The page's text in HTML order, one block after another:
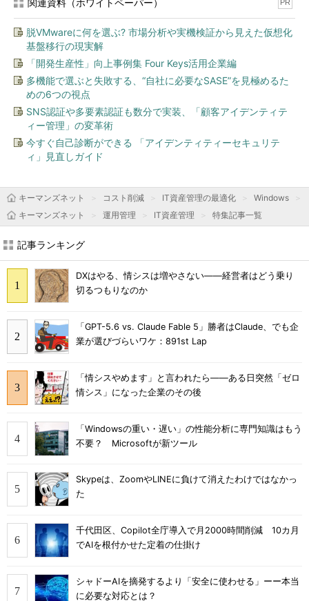
関連資料（ホワイトペーパー） PR
脱VMwareに何を選ぶ? 市場分析や実機検証から見えた仮想化
基盤移行の現実解
「開発生産性」向上事例集 Four Keys活用企業編
多機能で選ぶと失敗する、“自社に必要なSASE”を見極めるた
めの6つの視点
SNS認証や多要素認証も数分で実装、「顧客アイデンティテ
ィー管理」の変革術
今すぐ自己診断ができる 「アイデンティティーセキュリテ
ィ」見直しガイド
キーマンズネット コスト削減 IT資産管理の最適化 Windows
キーマンズネット
運用管理 IT資産管理 特集記事一覧
記事ランキング
DXはやる、情シスは増やさない――経営者はどう乗り
切るつもりなのか
「GPT-5.6 vs. Claude Fable 5」勝者はClaude、でも企
業が選びづらいワケ：891st Lap
「情シスやめます」と言われたら――ある日突然「ゼロ
情シス」になった企業のその後
「Windowsの重い・遅い」の性能分析に専門知識はもう
不要？ Microsoftが新ツール
Skypeは、ZoomやLINEに負けて消えたわけではなかっ
た
千代田区、Copilot全庁導入で月2000時間削減 10カ月
でAIを根付かせた定着の仕掛け
シャドーAIを摘発するより「安全に使わせる」ーー本当
に必要な対応とは？